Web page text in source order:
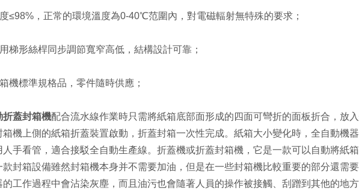
，正常的環境溫度為0-40℃范圍內，對電磁輻射無特殊的要求；
形絲桿同步調節寬窄高低，結構設計可靠；
標準規格品，零件隨時供應；
折蓋封箱機配合流水線作業時只需將紙箱底部面形成的四面可彎折的面板折合，放
箱機上側的紙箱折蓋裝置啟動，折蓋封箱一次性完成。紙箱大小變化時，全自動機
人手看管，適合接駁全自動生產線。折蓋機或折蓋封箱機，它是一款可以自動將紙
款封箱設備雖然封箱機本身并不需要加油，但是在一些封箱機比較重要的部分還需
的工作過程中會沾染灰塵，而且油污也會隨著人員的操作被接觸、刮蹭到其他的地